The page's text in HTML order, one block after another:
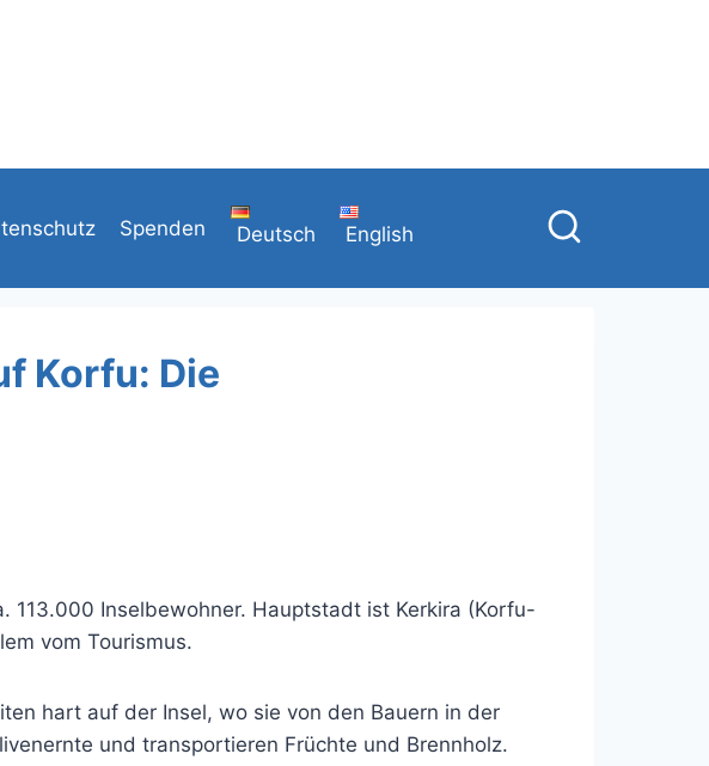
Spenden Deutsch English
Korfu: Die
113.000 Inselbewohner. Hauptstadt ist Kerkira (Korfu-
vom Tourismus.
hart auf der Insel, wo sie von den Bauern in der
und transportieren Früchte und Brennholz.